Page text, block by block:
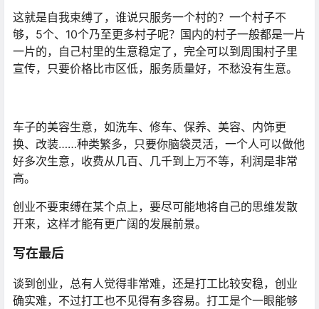
这就是自我束缚了，谁说只服务一个村的？一个村子不
够，5个、10个乃至更多村子呢？国内的村子一般都是一片
一片的，自己村里的生意稳定了，完全可以到周围村子里
宣传，只要价格比市区低，服务质量好，不愁没有生意。
车子的美容生意，如洗车、修车、保养、美容、内饰更
换、改装……种类繁多，只要你脑袋灵活，一个人可以做他
好多次生意，收费从几百、几千到上万不等，利润是非常
高。
创业不要束缚在某个点上，要尽可能地将自己的思维发散
开来，这样才能有更广阔的发展前景。
写在最后
谈到创业，总有人觉得非常难，还是打工比较安稳，创业
确实难，不过打工也不见得有多容易。打工是个一眼能够